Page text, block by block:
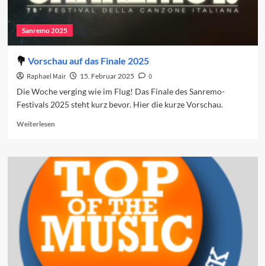
Sanremo 2025
Vorschau auf das Finale 2025
Raphael Mair 15. Februar 2025
0
Die Woche verging wie im Flug! Das Finale des Sanremo-
Festivals 2025 steht kurz bevor. Hier die kurze Vorschau.
WeiterlesenRead
Vorschau
auf
das
Finale
2025